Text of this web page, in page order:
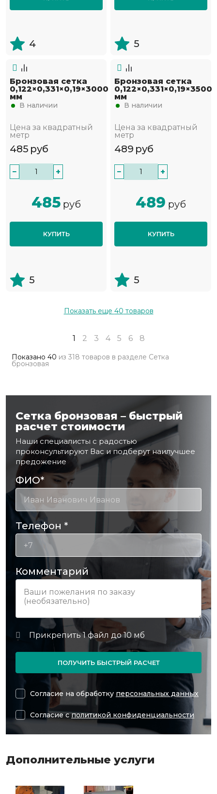
4 5
Бронзовая сетка
0,122×0,331×0,19×3000
мм
В наличии
Цена за квадратный
метр
485 руб
− +
485 руб
КУПИТЬ
5
Бронзовая сетка
0,122×0,331×0,19×3500
мм
В наличии
Цена за квадратный
метр
489 руб
− +
489 руб
КУПИТЬ
5
Показать еще 40 товаров
1 2 3 4 5 6 8
Показано 40 из 318 товаров в разделе Сетка
бронзовая
Сетка бронзовая – быстрый
расчет стоимости
Наши специалисты с радостью
проконсультируют Вас и подберут наилучшее
предожение
ФИО*
Телефон *
Комментарий
ПОЛУЧИТЬ БЫСТРЫЙ РАСЧЕТ
Согласие на обработку персональных данных
Согласие сполитикой конфиденциальности
Дополнительные услуги